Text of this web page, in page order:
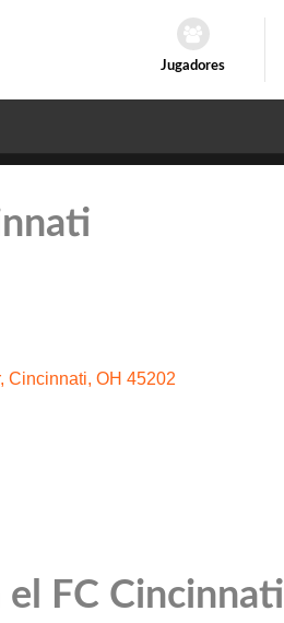
Jugadores
Cincinnati, OH 45202
el FC Cincinnati